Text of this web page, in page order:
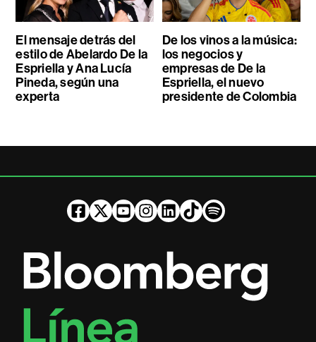
El mensaje detrás del
estilo de Abelardo De la
Espriella y Ana Lucía
Pineda, según una
experta
De los vinos a la música:
los negocios y
empresas de De la
Espriella, el nuevo
presidente de Colombia